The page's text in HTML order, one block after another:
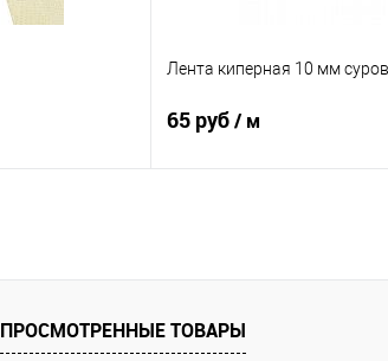
В наличии
Лента киперная 10 мм
65 руб/ м
Сравнение
В избранное
ПРОСМОТРЕННЫЕ ТОВАРЫ